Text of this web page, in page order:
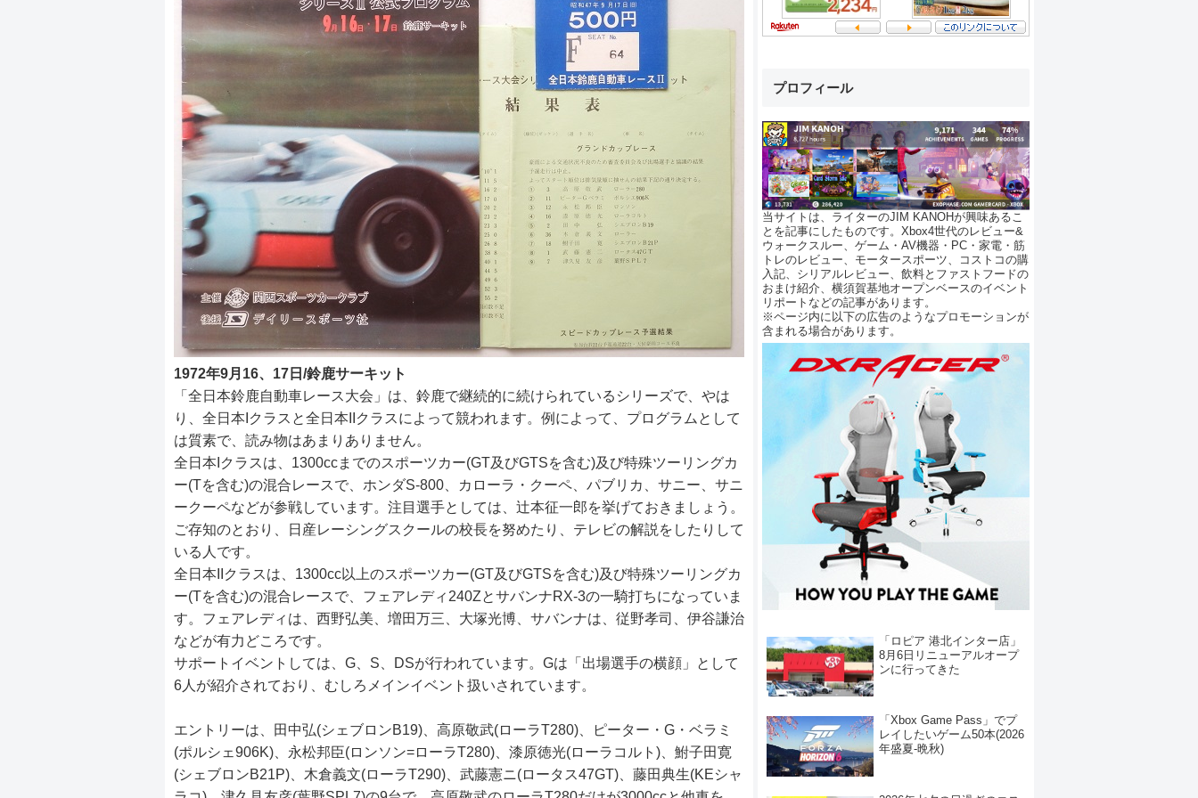
1972年9月16、17日/鈴鹿サーキット
「全日本鈴鹿自動車レース大会」は、鈴鹿で継続的に続けられているシリーズで、やは
り、全日本Iクラスと全日本IIクラスによって競われます。例によって、プログラムとして
は質素で、読み物はあまりありません。
全日本Iクラスは、1300ccまでのスポーツカー(GT及びGTSを含む)及び特殊ツーリングカ
ー(Tを含む)の混合レースで、ホンダS-800、カローラ・クーペ、パブリカ、サニー、サニ
ークーペなどが参戦しています。注目選手としては、辻本征一郎を挙げておきましょう。
ご存知のとおり、日産レーシングスクールの校長を努めたり、テレビの解説をしたりして
いる人です。
全日本IIクラスは、1300cc以上のスポーツカー(GT及びGTSを含む)及び特殊ツーリングカ
ー(Tを含む)の混合レースで、フェアレディ240ZとサバンナRX-3の一騎打ちになっていま
す。フェアレディは、西野弘美、増田万三、大塚光博、サバンナは、従野孝司、伊谷謙治
などが有力どころです。
サポートイベントしては、G、S、DSが行われています。Gは「出場選手の横顔」として
6人が紹介されており、むしろメインイベント扱いされています。
エントリーは、田中弘(シェブロンB19)、高原敬武(ローラT280)、ピーター・G・ベラミ
(ポルシェ906K)、永松邦臣(ロンソン=ローラT280)、漆原徳光(ローラコルト)、鮒子田寛
(シェブロンB21P)、木倉義文(ローラT290)、武藤憲ニ(ロータス47GT)、藤田典生(KEシャ
プロフィール
当サイトは、ライターのJIM KANOHが興味あるこ
とを記事にしたものです。Xbox4世代のレビュー&
ウォークスルー、ゲーム・AV機器・PC・家電・筋
トレのレビュー、モータースポーツ、コストコの購
入記、シリアルレビュー、飲料とファストフードの
おまけ紹介、横須賀基地オープンベースのイベント
リポートなどの記事があります。
※ページ内に以下の広告のようなプロモーションが
含まれる場合があります。
「ロピア 港北インター店」
8月6日リニューアルオープ
ンに行ってきた
「Xbox Game Pass」でプ
レイしたいゲーム50本(2026
年盛夏-晩秋)